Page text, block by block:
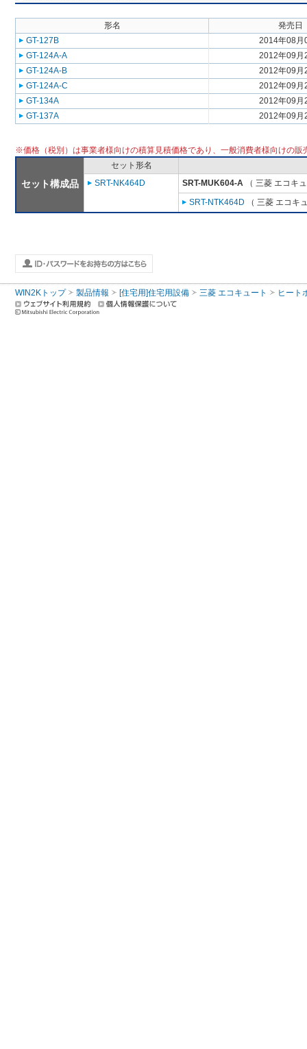
形名
発売日
GT-127B
2014年08月
GT-124A-A
2012年09月
GT-124A-B
2012年09月
GT-124A-C
2012年09月
GT-134A
2012年09月
GT-137A
2012年09月
※価格（税別）は事業者様向けの積算見積価格であり、一般消費者様向けの販
セット構成品
セット形名
SRT-NK464D
SRT-MUK604-A （ 三菱 エコキ
SRT-NTK464D （ 三菱 エコキ
WIN2Kトップ 製品情報 [住宅用]住宅用設備 三菱 エコキュート ヒート